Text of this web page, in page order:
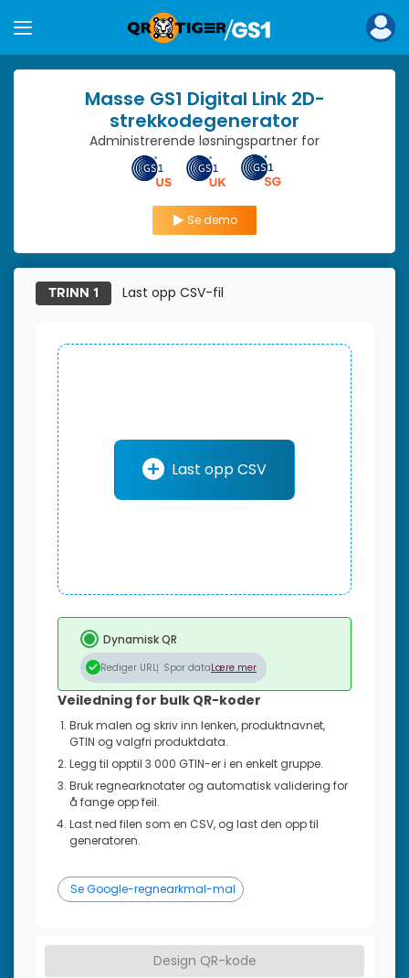
Masse GS1 Digital Link 2D-
strekkodegenerator
Administrerende løsningspartner for
Se demo
TRINN 1 Last opp CSV-fil
Last opp CSV
Dynamisk QR
Rediger URL Spor dataLære mer
Veiledning for bulk QR-koder
Bruk malen og skriv inn lenken, produktnavnet,
GTIN og valgfri produktdata.
Legg til opptil 3 000 GTIN-er i en enkelt gruppe.
Bruk regnearknotater og automatisk validering for
å fange opp feil.
Last ned filen som en CSV, og last den opp til
generatoren.
Se Google-regnearkmal-mal
Design QR-kode